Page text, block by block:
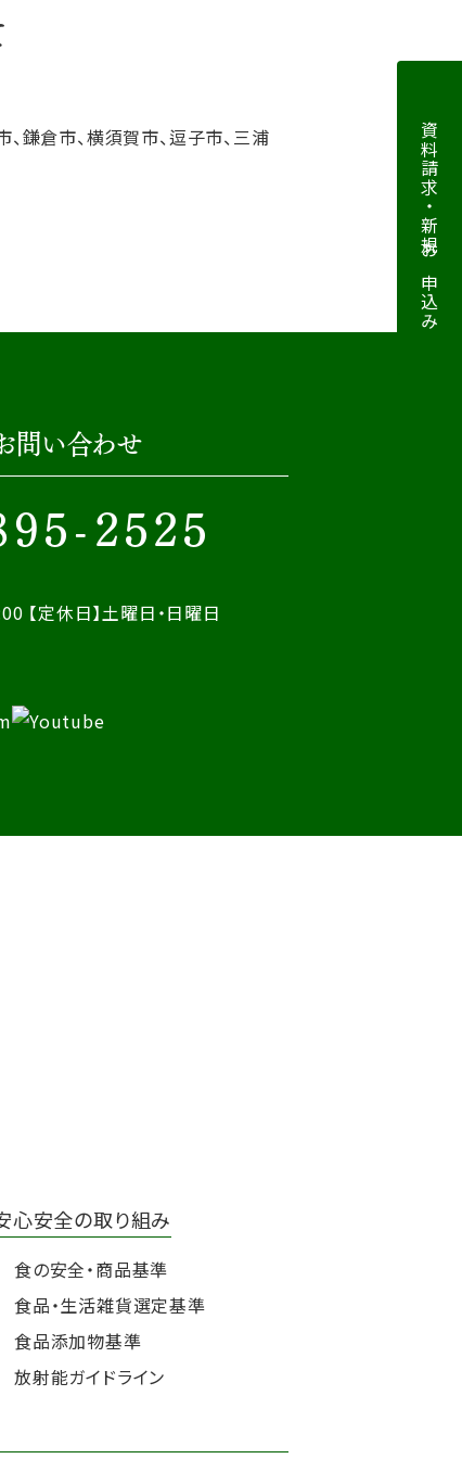
鎌倉市、横須賀市、逗子市、三浦
問い合わせ
2525
【定休日】土曜日・日曜日
心安全の取り組み
食の安全・商品基準
食品・生活雑貨選定基準
食品添加物基準
放射能ガイドライン
資料請求・新規お申込み